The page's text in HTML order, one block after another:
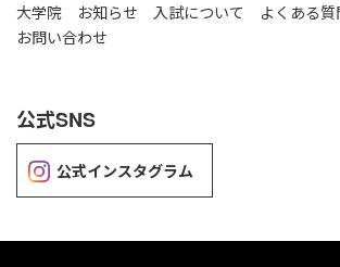
大学院 お知らせ 入試について
よくある質
お問い合わせ
公式SNS
公式インスタグラム